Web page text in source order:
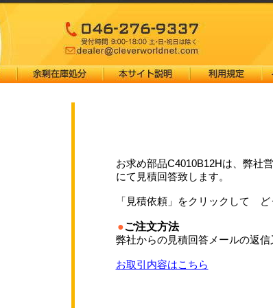
お求め部品C4010B12Hは、弊社
にて見積回答致します。
「見積依頼」をクリックして ど
●ご注文方法
弊社からの見積回答メールの返信
お取引内容はこちら